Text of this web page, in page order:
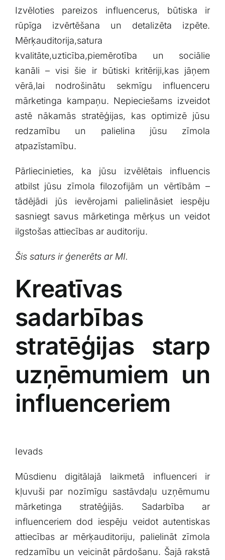
Izvēloties pareizos influencerus, būtiska ir
rūpīga izvērtēšana un detalizēta izpēte.
Mērķauditorija,satura
kvalitāte,uzticība,piemērotība un sociālie⁣
kanāli – visi šie ir būtiski kritēriji,kas jāņem
⁢vērā,lai nodrošinātu sekmīgu influenceru
mārketinga kampaņu. Nepieciešams​ izveidot
astē nākamās ⁤stratēģijas, kas optimizē jūsu
redzamību un palielina jūsu zīmola
atpazīstamību.
Pārliecinieties,⁣ ka ​jūsu ⁤izvēlētais influencis
atbilst jūsu zīmola ⁣filozofijām un vērtībām –
tādējādi jūs ievērojami palielināsiet iespēju
⁢sasniegt savus mārketinga mērķus un⁢ veidot
ilgstošas⁣ attiecības ar auditoriju.
Šis saturs ir ģenerēts ar MI.
Kreatīvas
sadarbības
stratēģijas​ starp
uzņēmumiem un
influenceriem
Ievads
Mūsdienu digitālajā ⁢laikmetā ⁤influenceri ir
kļuvuši par nozīmīgu ⁣sastāvdaļu uzņēmumu
mārketinga stratēģijās. Sadarbība ar​
influenceriem dod⁢ iespēju veidot autentiskas
attiecības ‌ar mērķauditoriju, palielināt zīmola
redzamību‌ un veicināt pārdošanu. Šajā rakstā